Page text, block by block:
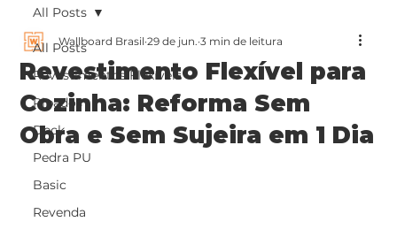
All Posts
Revestimentos Flexíveis
Ripados
Deck
Pedra PU
Basic
Revenda
All Posts
Revestimento Flexível para
Cozinha: Reforma Sem
Obra e Sem Sujeira em 1 Dia
Wallboard Brasil 29 de jun. 3 min de leitura